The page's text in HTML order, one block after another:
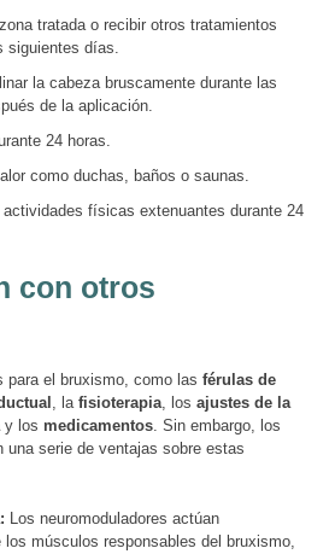
tratada o recibir otros tratamientos
siguientes días.
la cabeza bruscamente durante las
de la aplicación.
24 horas.
como duchas, baños o saunas.
físicas extenuantes durante 24
con otros
para el bruxismo, como las férulas de
, la fisioterapia, los ajustes de la
y los medicamentos. Sin embargo, los
una serie de ventajas sobre estas
Los neuromoduladores actúan
los músculos responsables del bruxismo,